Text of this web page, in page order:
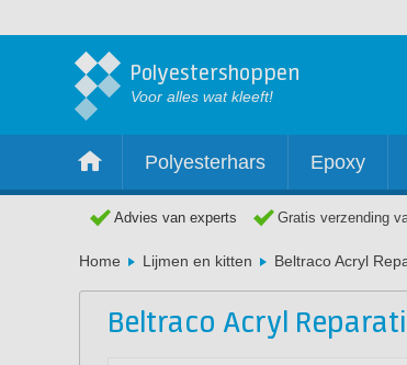
Polyestershoppen
Voor alles wat kleeft!
Polyesterhars Epoxy
Advies van experts Gratis verzending
Home Lijmen en kitten Beltraco Acryl
Beltraco Acryl